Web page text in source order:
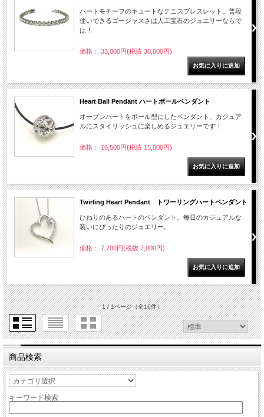
ハートモチーフのキュートなテニスブレスレット。普段
使いできるゴージャスさは人工宝石のジュエリーならで
は！
価格： 33,000円(税抜 30,000円)
Heart Ball Pendant ハートボールペンダント
オープンハートをボール型にしたペンダント。カジュア
ルにスタイリッシュに楽しめるジュエリーです！
価格： 16,500円(税抜 15,000円)
Twirling Heart Pendant トワーリングハートペンダント
ひねりのあるハートのペンダント。毎日のカジュアルな
装いにぴったりのジュエリー。
価格： 7,700円(税抜 7,000円)
1 / 1ページ（全16件）
商品検索
キーワード検索